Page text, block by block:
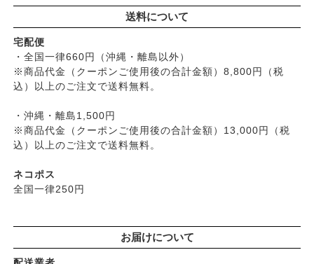
├男性におすすめスキンケア
リップ・ハンドケア
├入浴用
└デオドラント
├ボディケア
├
ヘアケア
├無添加シャンプー
├無添加コンディショナーなど
├石鹸シャンプー・リンス
├界面活性剤不使用シャンプー
├メイク
├漬物・乾物・海藻
├加工品
└コーヒー・茶類
├五條良品販売（五條の霧水）
├コズグロ
├ジザニア
├
ナイアード
├ハーブ研究所（山澤清）
├パルセイユ（ボンヌプランツ）
├
ぺカルト
├ベビーマーク（シェルミラック）
├ロゴナ
├ビオカ
├ヘアケア
└オーラルケア
送料について
宅配便
・全国一律660円（沖縄・離島以外）
※商品代金（クーポンご使用後の合計金額）8,800円（税
込）以上のご注文で送料無料。
・沖縄・離島1,500円
※商品代金（クーポンご使用後の合計金額）13,000円（税
込）以上のご注文で送料無料。
ネコポス
全国一律250円
お届けについて